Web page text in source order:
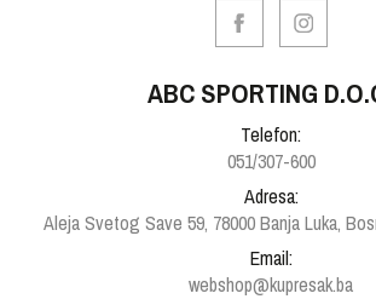
ABC SPORTING
Telefon:
051/307-600
Adresa:
Aleja Svetog Save 59, 78000 Banja Luka,
Email:
webshop@kupresak.ba